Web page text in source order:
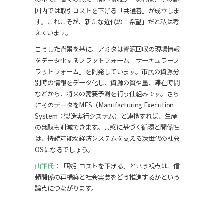
囲内では取引コストを下げる「共通善」が成立しま
す。これこそが、新たな近代の「希望」だと私は考
えています。
こうした背景を基に、アミタは資源回収の現場情報
をデータ化するプラットフォーム「サーキュラープ
ラットフォーム」を開発しています。市民の資源分
別時の情報をデータ化し、資源の質や量、滞在時間
などから、将来の需要予測を行う仕組みです。さら
にそのデータをMES（Manufacturing Execution
System：製造実行システム）と連携すれば、生産
の無駄も削減できます。共感に基づく循環と関係性
は、持続可能な経済システムを支える次世代の社会
OSになるでしょう。
山下氏 ：「取引コストを下げる」という視点は、信
頼関係の再構築と社会実装をどう推進するかという
論点につながります。